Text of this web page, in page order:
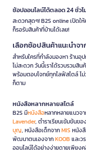
ช้อปออนไลน์ได้ตลอด 24 ชั่วโ
สะดวกสุดๆ! B2S online เปิด
ก็รอรับสินค้าที่บ้านได้เลย!
เลือกช้อปสินค้าแนะนำจ
สำหรับใครที่กำลังมองหา ร้านอุ
ไม่สะดวก วันนี้เราได้รวบรวมสิ
พร้อมตอบโจทย์ทุกไลฟ์สไตล์ ไ
ก็ตาม
หนังสือหลากหลายสไตล์
B2S มีหนังสือหลากหลายแนวจ
Lavender, ตำราเรียนเข้มข้นขอ
บุญ, หนังสือเด็กจากMIS หนัง
พัฒนาตนเองจากKOOB และว
ออนไลน์ได้อย่างง่ายดายเพียง